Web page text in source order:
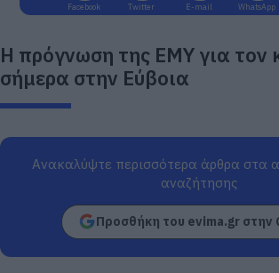
Facebook Twitter E-mail WhatsApp
Η πρόγνωση της ΕΜΥ για τον
σήμερα στην Εύβοια
Ανακαλύψτε περισσότερα άρθρα στα
αναζήτησης
Προσθήκη του evima.gr στην